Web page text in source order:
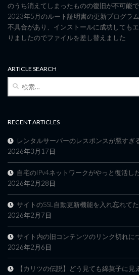
のうち消えてしまったものの復旧が不可能
2023年5月のルート証明書の更新プログラ
不具合があり、インストールに成功しても
りましたのでファイルを差し替えました
ARTICLE SEARCH
RECENT ARTICLES
レンタルサーバーのレスポンスが悪すぎ
2026年3月17日
自宅のIPv4ネットワークがやっと復活し
2026年2月28日
サイトのSSL自動更新機能を入れ忘れて
2026年2月7日
サイト内の旧コンテンツのリンク切れに
2026年2月6日
【カリツの伝説】どう見ても綿菓子に見